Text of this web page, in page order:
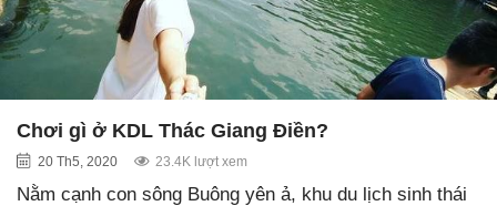
Chơi gì ở KDL Thác Giang Điền?
20 Th5, 2020 23.4K lượt xem
Nằm cạnh con sông Buông yên ả, khu du lịch sinh thái